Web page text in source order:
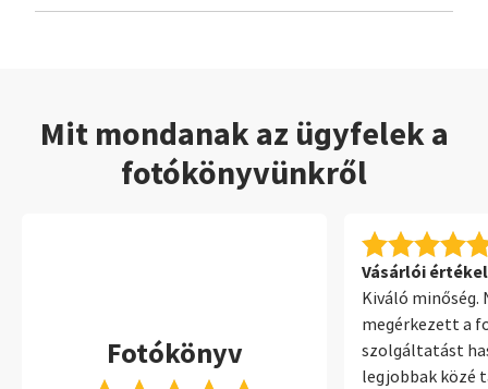
Mit mondanak az ügyfelek a
fotókönyvünkről
Fotókönyv
Vásárlói
Kiváló minőség.
megérkezett a
szolgáltatást
legjobbak közé